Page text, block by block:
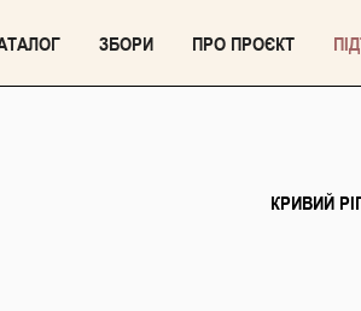
ЗБОРИ ПРО ПРОЄКТ
КРИВИЙ